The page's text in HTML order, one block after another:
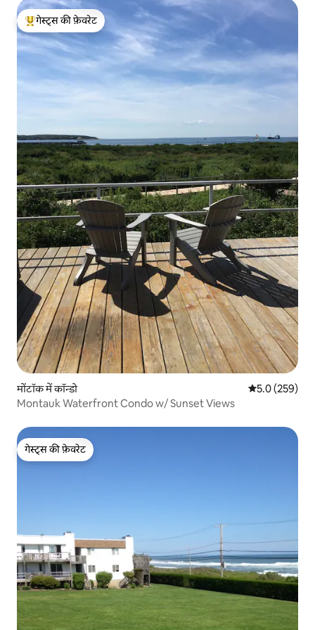
गेस्ट्स का टॉप फ़ेवरेट
गेस्ट्स की फ़ेवरेट
मोंटॉक में कॉन्डो औसत रेटिंग 5 में
5.0 (259)
Montauk Waterfront Condo w/ Sunset Views
गेस्ट्स की फ़ेवरेट
गेस्ट्स की फ़ेवरेट